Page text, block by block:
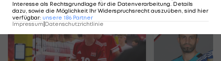
Interesse als Rechtsgrundlage für die Datenverarbeitung. Details
dazu, sowie die Möglichkeit Ihr Widerspruchsrecht auszuüben, sind hier
verfügbar: unsere 186 Partner
Impressum Datenschutzrichtlinie